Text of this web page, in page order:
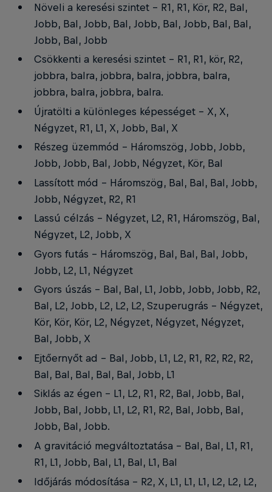
Növeli a keresési szintet - R1, R1, Kör, R2, Bal,
Jobb, Bal, Jobb, Bal, Jobb, Bal, Jobb, Bal, Bal,
Jobb, Bal, Jobb
Csökkenti a keresési szintet - R1, R1, kör, R2,
jobbra, balra, jobbra, balra, jobbra, balra,
jobbra, balra, jobbra, balra.
Újratölti a különleges képességet - X, X,
Négyzet, R1, L1, X, Jobb, Bal, X
Részeg üzemmód - Háromszög, Jobb, Jobb,
Jobb, Jobb, Bal, Jobb, Négyzet, Kör, Bal
Lassított mód - Háromszög, Bal, Bal, Bal, Jobb,
Jobb, Négyzet, R2, R1
Lassú célzás - Négyzet, L2, R1, Háromszög, Bal,
Négyzet, L2, Jobb, X
Gyors futás - Háromszög, Bal, Bal, Bal, Jobb,
Jobb, L2, L1, Négyzet
Gyors úszás - Bal, Bal, L1, Jobb, Jobb, Jobb, R2,
Bal, L2, Jobb, L2, L2, L2, Szuperugrás - Négyzet,
Kör, Kör, Kör, L2, Négyzet, Négyzet, Négyzet,
Bal, Jobb, X
Ejtőernyőt ad - Bal, Jobb, L1, L2, R1, R2, R2, R2,
Bal, Bal, Bal, Bal, Bal, Jobb, L1
Siklás az égen - L1, L2, R1, R2, Bal, Jobb, Bal,
Jobb, Bal, Jobb, L1, L2, R1, R2, Bal, Jobb, Bal,
Jobb, Bal, Jobb.
A gravitáció megváltoztatása - Bal, Bal, L1, R1,
R1, L1, Jobb, Bal, L1, Bal, L1, Bal
Időjárás módosítása - R2, X, L1, L1, L1, L2, L2, L2,